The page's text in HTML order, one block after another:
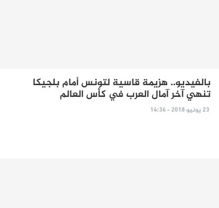
بالفيديو.. هزيمة قاسية لتونس أمام بلجيكا
تنهي آخر آمال العرب في كأس العالم
23 يونيو 2018 - 14:36